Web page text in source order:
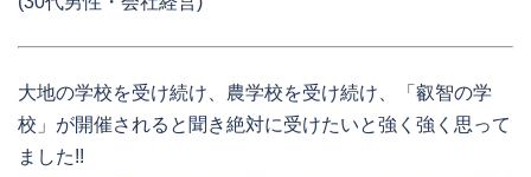
大地の学校を受け続け、農学校を受け続け、「叡智の学
校」が開催されると聞き絶対に受けたいと強く強く思って
ました!!